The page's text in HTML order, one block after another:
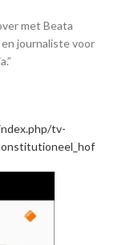
met Beata
journaliste voor
tv-